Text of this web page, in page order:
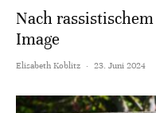
Nach
Image
Elisabeth Koblitz · 23. Juni 2024